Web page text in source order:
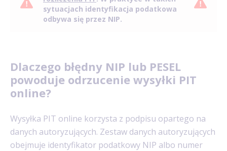
sytuacjach identyfikacja podatkowa
odbywa się przez NIP.
Dlaczego błędny NIP lub PESEL
powoduje odrzucenie wysyłki PIT
online?
Wysyłka PIT online korzysta z podpisu opartego na
danych autoryzujących. Zestaw danych autoryzujących
obejmuje identyfikator podatkowy NIP albo numer